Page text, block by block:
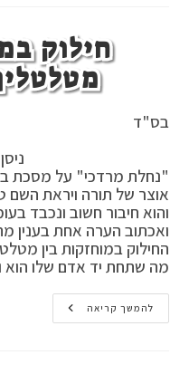
חילוק
בס"ד
ניסן תשפ"ה
"נחלת מרדכי" על מסכת
אוצר של תורה ויראת השם
והוא חיבור חשוב ונכבד
ואכתוב הערה אחת בענין
החילוק במוחזקות בין
מה שתחת יד אדם שלו הוא
להמשך קריאה חילוק
במוחזקות